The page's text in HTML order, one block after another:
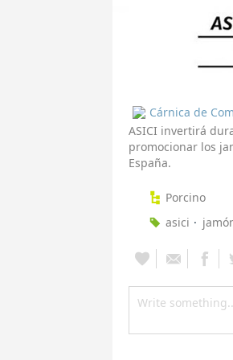
Cárnica de
ASICI invertirá
promocionar los
España.
Porcino
asici